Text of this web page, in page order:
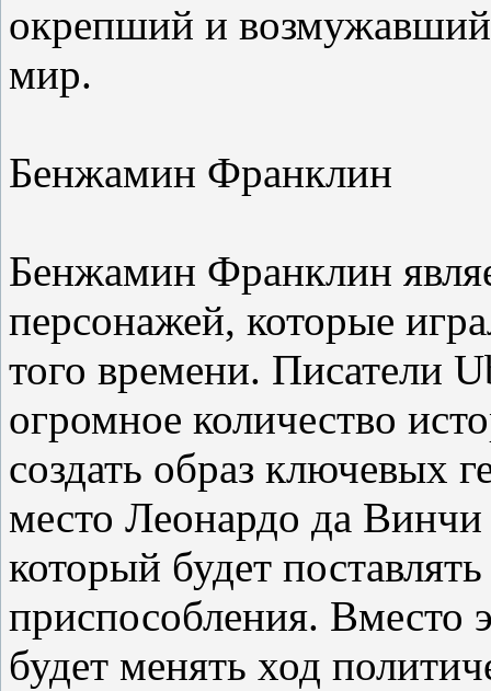
окрепший и
мир.
Бенжамин Франклин
Бенжамин Франклин
персонажей, которые
того времени. Писатели
огромное количество
создать образ ключевых
место Леонардо да Винчи
который будет
приспособления. Вместо
будет менять ход